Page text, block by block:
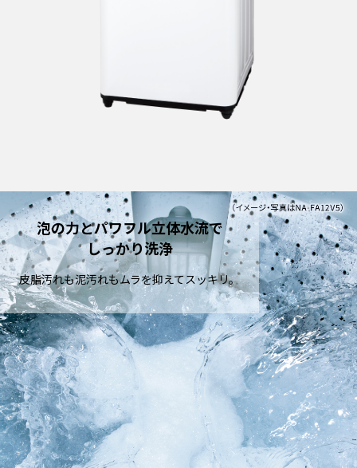
泡の力とパワフル立体水流で
しっかり洗浄
皮脂汚れも泥汚れもムラを抑えてスッキリ。